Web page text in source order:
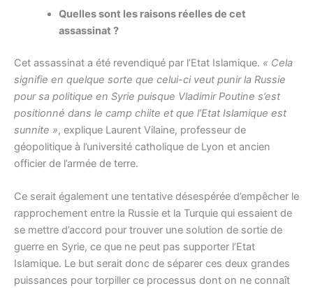
Quelles sont les raisons réelles de cet
assassinat ?
Cet assassinat a été revendiqué par l’Etat Islamique. « Cela
signifie en quelque sorte que celui-ci veut punir la Russie
pour sa politique en Syrie puisque Vladimir Poutine s’est
positionné dans le camp chiite et que l’Etat Islamique est
sunnite », explique Laurent Vilaine, professeur de
géopolitique à l’université catholique de Lyon et ancien
officier de l’armée de terre.
Ce serait également une tentative désespérée d’empêcher le
rapprochement entre la Russie et la Turquie qui essaient de
se mettre d’accord pour trouver une solution de sortie de
guerre en Syrie, ce que ne peut pas supporter l’Etat
Islamique. Le but serait donc de séparer ces deux grandes
puissances pour torpiller ce processus dont on ne connaît